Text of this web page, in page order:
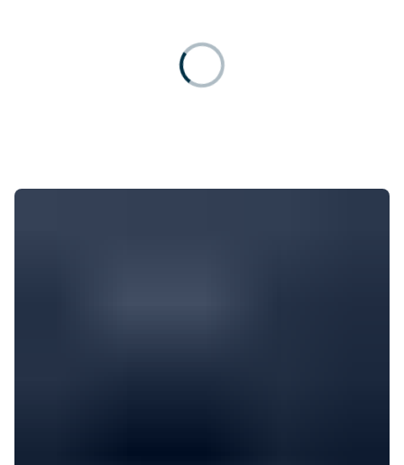
Ob remote, im Homeoffice oder hybrid – finden Sie die
passende Zeiterfassungslösung für Ihr Team.